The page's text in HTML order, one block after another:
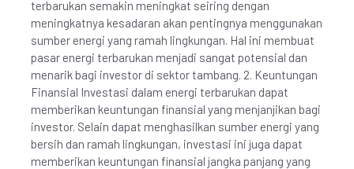
terbarukan semakin meningkat seiring dengan
meningkatnya kesadaran akan pentingnya menggunakan
sumber energi yang ramah lingkungan. Hal ini membuat
pasar energi terbarukan menjadi sangat potensial dan
menarik bagi investor di sektor tambang. 2. Keuntungan
Finansial Investasi dalam energi terbarukan dapat
memberikan keuntungan finansial yang menjanjikan bagi
investor. Selain dapat menghasilkan sumber energi yang
bersih dan ramah lingkungan, investasi ini juga dapat
memberikan keuntungan finansial jangka panjang yang